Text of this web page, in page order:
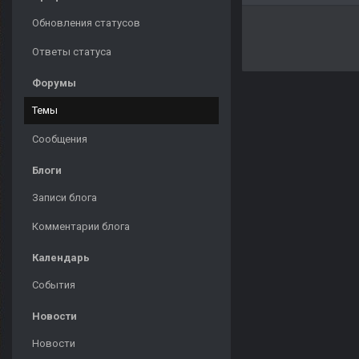
Обновления статусов
Ответы статуса
Форумы
Темы
Сообщения
Блоги
Записи блога
Комментарии блога
Календарь
События
Новости
Новости